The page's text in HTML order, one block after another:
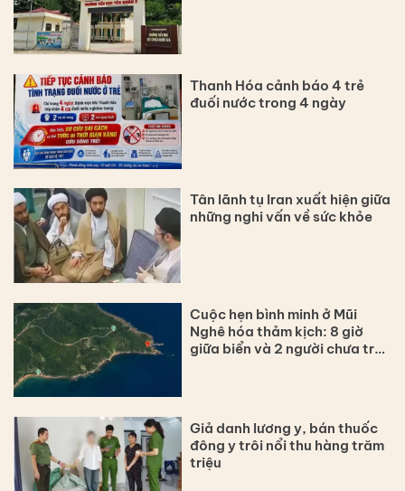
Thanh Hóa cảnh báo 4 trẻ
đuối nước trong 4 ngày
Tân lãnh tụ Iran xuất hiện giữa
những nghi vấn về sức khỏe
Cuộc hẹn bình minh ở Mũi
Nghê hóa thảm kịch: 8 giờ
giữa biển và 2 người chưa trở
Giả danh lương y, bán thuốc
đông y trôi nổi thu hàng trăm
triệu